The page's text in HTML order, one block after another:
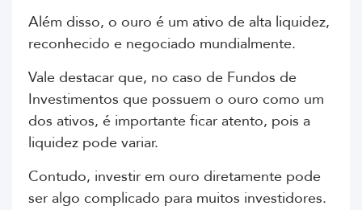
Além disso, o ouro é um ativo de alta liquidez,
reconhecido e negociado mundialmente.
Vale destacar que, no caso de Fundos de
Investimentos que possuem o ouro como um
dos ativos, é importante ficar atento, pois a
liquidez pode variar.
Contudo, investir em ouro diretamente pode
ser algo complicado para muitos investidores.